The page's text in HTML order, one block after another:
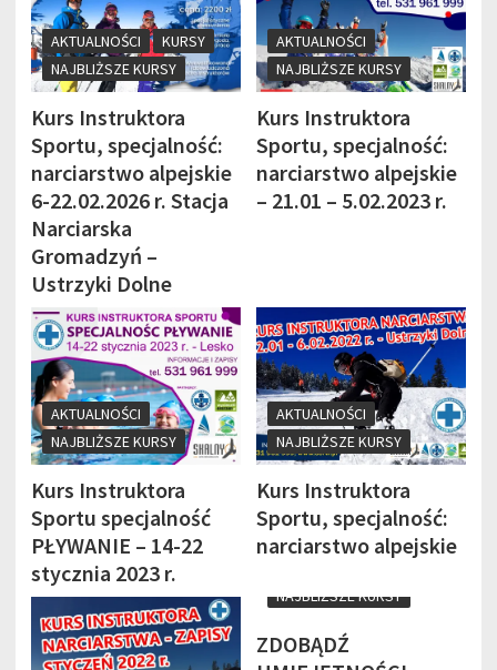
AKTUALNOŚCI
KURSY
NAJBLIŻSZE KURSY
Kurs Instruktora
Sportu, specjalność:
narciarstwo alpejskie
6-22.02.2026 r. Stacja
Narciarska
Gromadzyń –
Ustrzyki Dolne
AKTUALNOŚCI
NAJBLIŻSZE KURSY
Kurs Instruktora
Sportu, specjalność:
narciarstwo alpejskie
– 21.01 – 5.02.2023 r.
AKTUALNOŚCI
NAJBLIŻSZE KURSY
Kurs Instruktora
Sportu specjalność
PŁYWANIE – 14-22
stycznia 2023 r.
AKTUALNOŚCI
NAJBLIŻSZE KURSY
Kurs Instruktora
Sportu, specjalność:
narciarstwo alpejskie
NAJBLIŻSZE KURSY
ZDOBĄDŹ